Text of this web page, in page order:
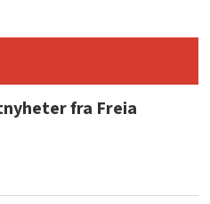
fra Freia